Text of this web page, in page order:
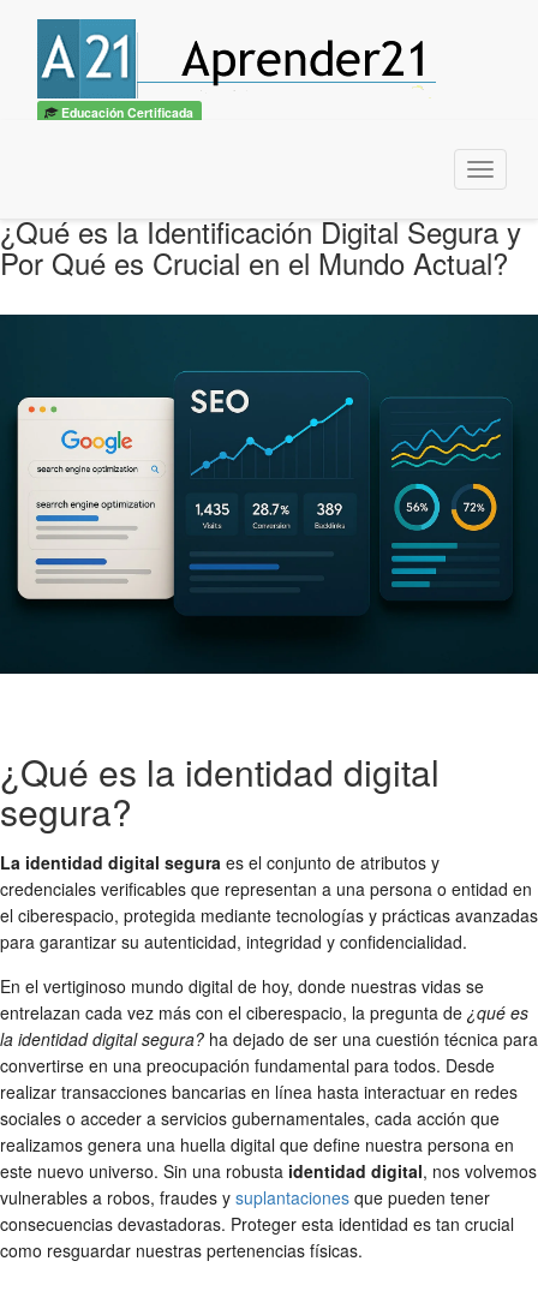
Educación Certificada
Menu
¿Qué es la Identificación Digital Segura y
Por Qué es Crucial en el Mundo Actual?
¿Qué es la identidad digital
segura?
La identidad digital segura es el conjunto de atributos y
credenciales verificables que representan a una persona o entidad en
el ciberespacio, protegida mediante tecnologías y prácticas avanzadas
para garantizar su autenticidad, integridad y confidencialidad.
En el vertiginoso mundo digital de hoy, donde nuestras vidas se
entrelazan cada vez más con el ciberespacio, la pregunta de ¿qué es
la identidad digital segura? ha dejado de ser una cuestión técnica para
convertirse en una preocupación fundamental para todos. Desde
realizar transacciones bancarias en línea hasta interactuar en redes
sociales o acceder a servicios gubernamentales, cada acción que
realizamos genera una huella digital que define nuestra persona en
este nuevo universo. Sin una robusta identidad digital, nos volvemos
vulnerables a robos, fraudes y suplantaciones que pueden tener
consecuencias devastadoras. Proteger esta identidad es tan crucial
como resguardar nuestras pertenencias físicas.